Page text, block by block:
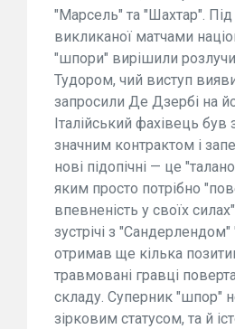
"Марсель" та "Шахтар".
викликаної матчами
"шпори" вирішили
Тудором, чий виступ
запросили Де Дзербі на
Італійський фахівець був
значним контрактом і
нові підопічні — це
яким просто потрібно
впевненість у своїх
зустрічі з "Сандерлендом"
отримав ще кілька
травмовані гравці
складу. Суперник "шпор"
зірковим статусом, та й